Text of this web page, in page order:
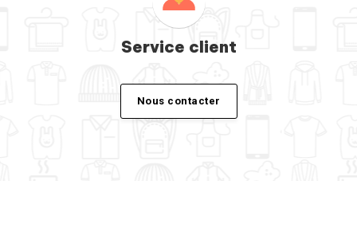
Service client
Nous contacter